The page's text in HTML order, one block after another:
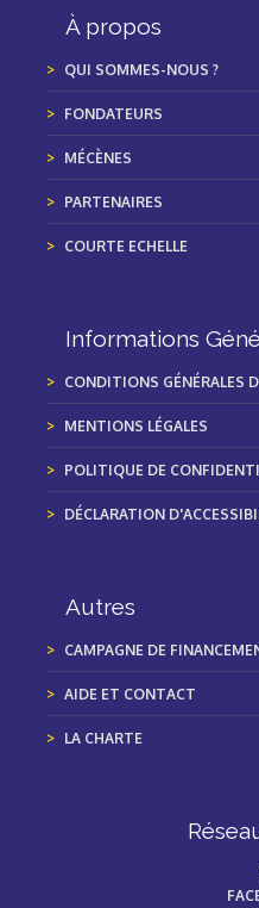
À propos
QUI SOMMES-NOUS ?
FONDATEURS
MÉCÈNES
PARTENAIRES
COURTE ECHELLE
Informations
CONDITIONS GÉNÉRALES
MENTIONS LÉGALES
POLITIQUE DE
DÉCLARATION
Autres
CAMPAGNE DE
AIDE ET CONTACT
LA CHARTE